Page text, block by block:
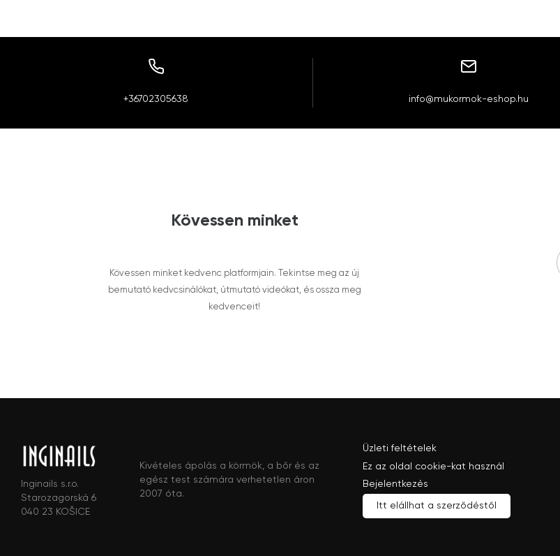
+36702305638 info@mukormok-eshop.hu
Kövessen minket
Kövessen minket kedvenc platformjain. Tekintse meg az új
bemutató kedvcsinálókat, útmutató videókat, és ossza meg
kedvenceit!
Inginails s.r.o.
Starozagorská 6
040 23 KOŠICE
Kivételes ápolás a körmök, a bőr és az
egész test számára verhetetlen áron
2007 óta.
Üzleti feltételek
Ez az oldal cookie-kat használ
Bejelentkezés
Itt elállhat a szerződéstől